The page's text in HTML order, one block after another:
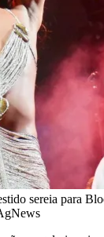
sereia para